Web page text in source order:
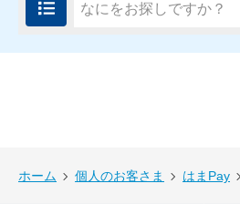
ホーム 個人のお客さま はまPay